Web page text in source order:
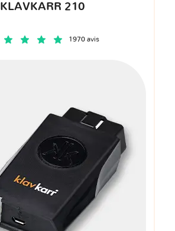
KLAVKARR 210
1970 avis